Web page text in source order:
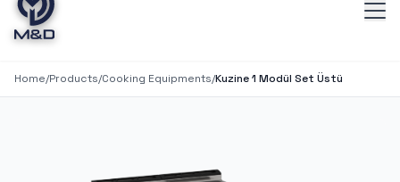
Home/Products/Cooking Equipments/Kuzine 1 Modül Set Üstü